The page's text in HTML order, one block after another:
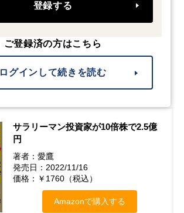
登録する
ご登録済の方はこちら
ログインして続きを読む
サラリーマン投資家が10倍株で2.5億
円
著者：愛鷹
発売日：2022/11/16
価格：￥1760（税込）
Amazonで購入する